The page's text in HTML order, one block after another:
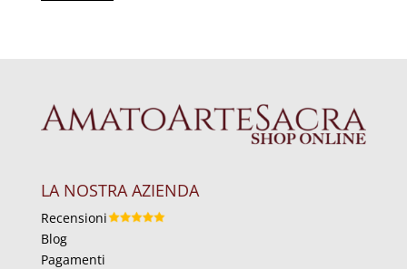
LA NOSTRA AZIENDA
Recensioni
Blog
Pagamenti